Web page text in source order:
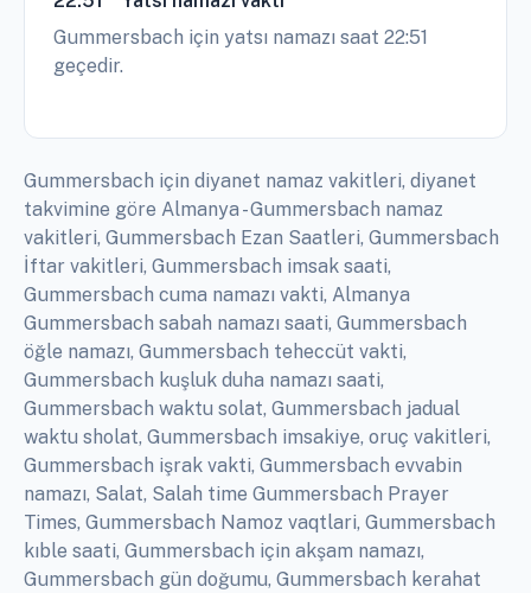
Gummersbach için yatsı namazı saat 22:51
geçedir.
Gummersbach için diyanet namaz vakitleri, diyanet
takvimine göre Almanya - Gummersbach namaz
vakitleri, Gummersbach Ezan Saatleri, Gummersbach
İftar vakitleri, Gummersbach imsak saati,
Gummersbach cuma namazı vakti, Almanya
Gummersbach sabah namazı saati, Gummersbach
öğle namazı, Gummersbach teheccüt vakti,
Gummersbach kuşluk duha namazı saati,
Gummersbach waktu solat, Gummersbach jadual
waktu sholat, Gummersbach imsakiye, oruç vakitleri,
Gummersbach işrak vakti, Gummersbach evvabin
namazı, Salat, Salah time Gummersbach Prayer
Times, Gummersbach Namoz vaqtlari, Gummersbach
kıble saati, Gummersbach için akşam namazı,
Gummersbach gün doğumu, Gummersbach kerahat